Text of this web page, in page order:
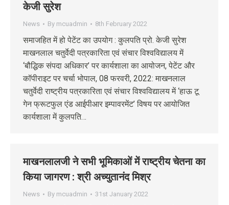
केजी सुरेश
News By mcuadmin 8th February 2022
समाजहित में हो पेटेंट का उपयोग : कुलपति प्रो. केजी सुरेश
माखनलाल चतुर्वेदी पत्रकारिता एवं संचार विश्वविद्यालय में
‘बौद्धिक संपदा अधिकार’ पर कार्यशाला का आयोजन, पेटेंट और
कॉपीराइट पर चर्चा भोपाल, 08 फरवरी, 2022: माखनलाल
चतुर्वेदी राष्ट्रीय पत्रकारिता एवं संचार विश्वविद्यालय में ‘हाऊ टू
गेन फ्रूटफुल एंड आईपीआर इम्पावरमेंट’ विषय पर आयोजित
कार्यशाला में कुलपति…
माखनलालजी ने सभी भूमिकाओं में राष्ट्रीय चेतना का
किया जागरण : श्री अच्युतानंद मिश्र
News By mcuadmin 31st January 2022